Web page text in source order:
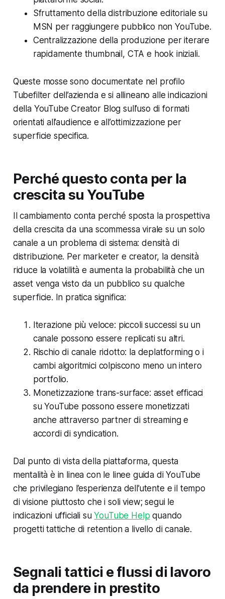
Sfruttamento della distribuzione editoriale su
MSN per raggiungere pubblico non YouTube.
Centralizzazione della produzione per iterare
rapidamente thumbnail, CTA e hook iniziali.
Queste mosse sono documentate nel profilo
Tubefilter dell’azienda e si allineano alle indicazioni
della YouTube Creator Blog sull’uso di formati
orientati all’audience e all’ottimizzazione per
superficie specifica.
Perché questo conta per la
crescita su YouTube
Il cambiamento conta perché sposta la prospettiva
della crescita da una scommessa virale su un solo
canale a un problema di sistema: densità di
distribuzione. Per marketer e creator, la densità
riduce la volatilità e aumenta la probabilità che un
asset venga visto da un pubblico su qualche
superficie. In pratica significa:
Iterazione più veloce: piccoli successi su un
canale possono essere replicati su altri.
Rischio di canale ridotto: la deplatforming o i
cambi algoritmici colpiscono meno un intero
portfolio.
Monetizzazione trans-surface: asset efficaci
su YouTube possono essere monetizzati
anche attraverso partner di streaming e
accordi di syndication.
Dal punto di vista della piattaforma, questa
mentalità è in linea con le linee guida di YouTube
che privilegiano l’esperienza dell’utente e il tempo
di visione piuttosto che i soli view; segui le
indicazioni ufficiali suYouTube Help quando
progetti tattiche di retention a livello di canale.
Segnali tattici e flussi di lavoro
da prendere in prestito